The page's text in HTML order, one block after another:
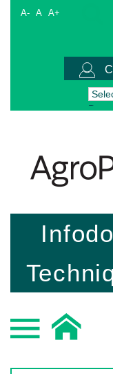
A- A A+